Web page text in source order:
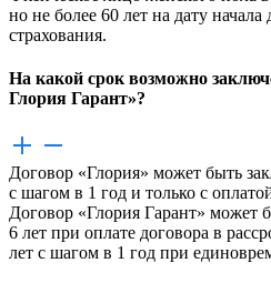
но не более 60 лет на дату начала
страхования.
На какой срок возможно
Глория Гарант»?
Договор «Глория» может быть
с шагом в 1 год и только с
Договор «Глория Гарант» может
6 лет при оплате договора в
лет с шагом в 1 год при